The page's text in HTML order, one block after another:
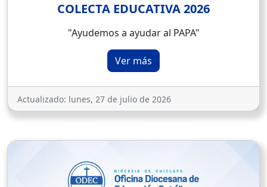
COLECTA EDUCATIVA 2026
"Ayudemos a ayudar al PAPA"
Ver más
Actualizado: lunes, 27 de julio de 2026